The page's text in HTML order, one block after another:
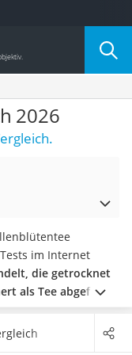
2026
im Internet
die getrocknet
als Tee abgefüllt
gut aufbewahrt